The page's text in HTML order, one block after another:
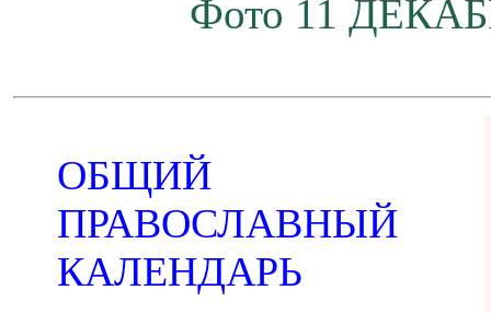
Фото 11
ОБЩИЙ
ПРАВОСЛАВНЫЙ
КАЛЕНДАРЬ